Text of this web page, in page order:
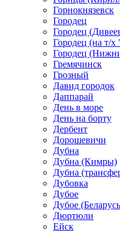
Горнокнязевск
Городец
Городец
Городец (на т/
Городец
Гремячинск
Грозный
Давид городок
Даппарай
День в море
День на борту
Дербент
Дорошевичи
Дубна
Дубна (Кимры)
Дубна
Дубовка
Дубое
Дубое
Дюртюли
Ейск